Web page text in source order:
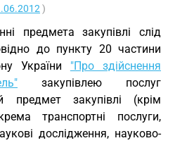
)
предмета закупівлі слід
до пункту 20 частини
України "Про здійснення
закупівлею послуг
предмет закупівлі (крім
транспортні послуги,
дослідження, науково-